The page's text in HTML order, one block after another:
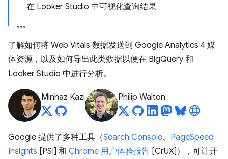
在 Looker Studio 中可视化查询结果
了解如何将 Web Vitals 数据发送到 Google Analytics 4 媒
体资源，以及如何导出此类数据以便在 BigQuery 和
Looker Studio 中进行分析。
Minhaz Kazi Philip Walton
Google 提供了多种工具（Search Console、 PageSpeed
Insights [PSI] 和 Chrome 用户体验报告 [CrUX]），可让开